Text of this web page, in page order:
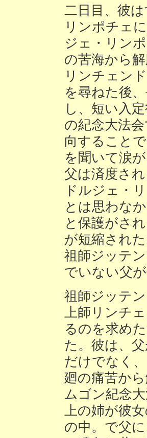
二日目、彼
リンポチェ
ジェ・リン
の苦海から
リンチェン
を尋ねた後
し、短い入
の紀念大法
向すること
を聞いて涙
父は済度さ
ドルジェ・
とは思わな
と保護がさ
が短縮され
祖師ジッテ
でいない父
祖師ジッテ
上師リンチ
るのを求め
た。彼は、
だけでなく
廻の痛苦か
ムゴン紀念
上の姉が彼
の中。で父